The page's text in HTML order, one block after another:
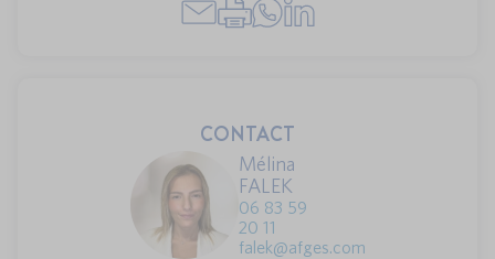
CONTACT
Mélina
FALEK
06 83 59
20 11
falek@afges.com